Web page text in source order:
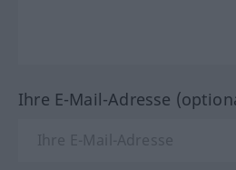
Ihre E-Mail-Adresse